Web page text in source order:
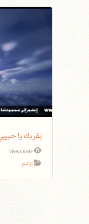
بقربك يا
6847 views
ترانيم